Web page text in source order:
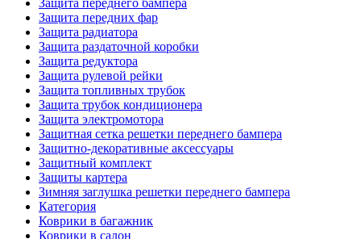
Защита переднего бампера
Защита передних фар
Защита радиатора
Защита раздаточной коробки
Защита редуктора
Защита рулевой рейки
Защита топливных трубок
Защита трубок кондиционера
Защита электромотора
Защитная сетка решетки переднего бампера
Защитно-декоративные аксессуары
Защитный комплект
Защиты картера
Зимняя заглушка решетки переднего бампера
Категория
Коврики в багажник
Коврики в салон